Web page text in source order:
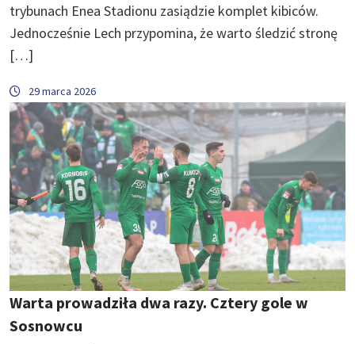
trybunach Enea Stadionu zasiądzie komplet kibiców.
Jednocześnie Lech przypomina, że warto śledzić stronę
[…]
29 marca 2026
Warta prowadziła dwa razy. Cztery gole w
Sosnowcu